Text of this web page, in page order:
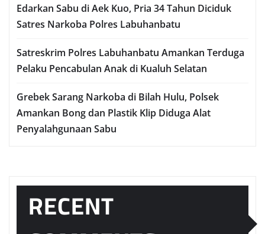
Edarkan Sabu di Aek Kuo, Pria 34 Tahun Diciduk
Satres Narkoba Polres Labuhanbatu
Satreskrim Polres Labuhanbatu Amankan Terduga
Pelaku Pencabulan Anak di Kualuh Selatan
Grebek Sarang Narkoba di Bilah Hulu, Polsek
Amankan Bong dan Plastik Klip Diduga Alat
Penyalahgunaan Sabu
RECENT